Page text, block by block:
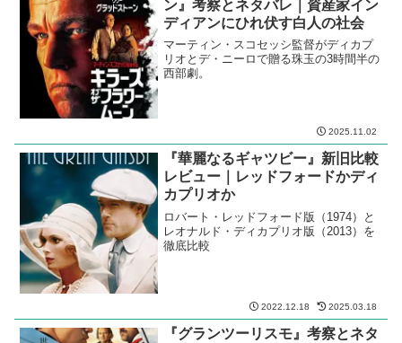
ン』考察とネタバレ｜資産家イン
ディアンにひれ伏す白人の社会
マーティン・スコセッシ監督がディカプ
リオとデ・ニーロで贈る珠玉の3時間半の
西部劇。
2025.11.02
『華麗なるギャツビー』新旧比較
レビュー｜レッドフォードかディ
カプリオか
ロバート・レッドフォード版（1974）と
レオナルド・ディカプリオ版（2013）を
徹底比較
2022.12.18 2025.03.18
『グランツーリスモ』考察とネタ